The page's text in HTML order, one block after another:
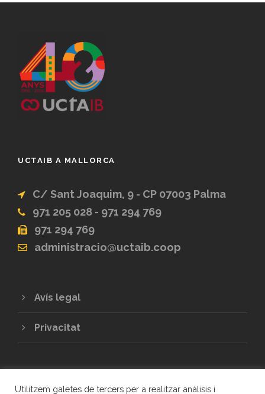
UCTAIB A MALLORCA
C/ Sant Joaquim, 9 - CP 07003 Palma
971 205 028 - 971 294 769
971 294 769
administracio@uctaib.coop
Avís legal
Privacitat
Utilitzem galetes de tercers per a realitzar anàlisis i